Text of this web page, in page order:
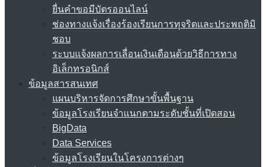
ยื่นคำขอมีบัตรออนไลน์
ช่องทางแจ้งเรื่องร้องเรียนการทุจริตและประพฤติมิ
ชอบ
ระบบแจ้งผลการเลื่อนเงินเดือนด้วยวิธีการทาง
อิเล็กทรอนิกส์
ข้อมูลสารสนเทศ
แผนบริหารจัดการศึกษาขั้นพื้นฐาน
ข้อมูลโรงเรียนจำแนกตามระดับชั้นที่เปิดสอน
BigData
Data Services
ข้อมูลโรงเรียนในโครงการต่างๆ